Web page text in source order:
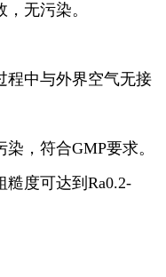
无污染。
程中与外界空气无接
，符合GMP要求。
度可达到Ra0.2-